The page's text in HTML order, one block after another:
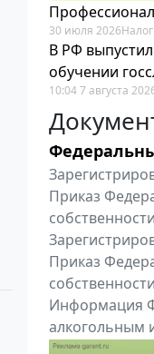
30 июля 2026
В РФ
обучении
10:04 7 августа
Приказ
Приказ
Информация
алкогольным
"Вниманию